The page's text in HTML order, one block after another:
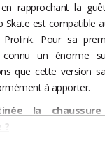
rapprochant la
Skate est compatible
Pour sa
un énorme
que cette version
à apporter.
la
?